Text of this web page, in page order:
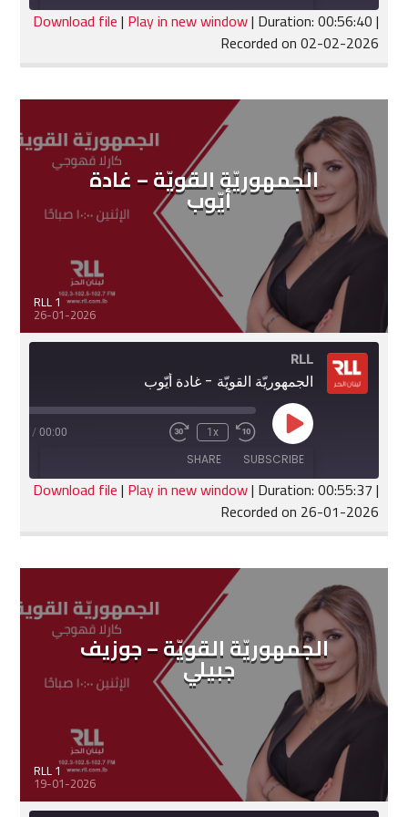
seconds
RSS FEED
SHARE
EMBED
Download file| Play in new window| Duration: 00:56:40|
Recorded on 02-02-2026
الجمهوريّة القويّة – غادة
أيّوب
RLL 1
26-01-2026
RLL
الجمهوريّة القويّة - غادة أيّوب
Play
Episode
Rewind
10
Seconds
1x
Fast
seconds
00:00
/
SUBSCRIBE
SHARE
RSS FEED
SHARE
EMBED
Download file| Play in new window| Duration: 00:55:37|
Recorded on 26-01-2026
الجمهوريّة القويّة – جوزيف
جبيلي
RLL 1
19-01-2026